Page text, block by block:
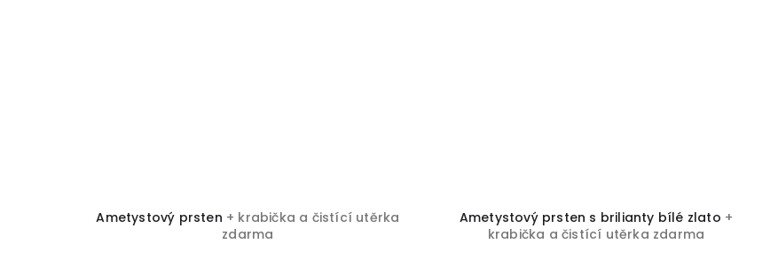
Ametystový prsten + krabička a čistící utěrka
zdarma
Ametystový prsten s brilianty bílé zlato +
krabička a čistící utěrka zdarma